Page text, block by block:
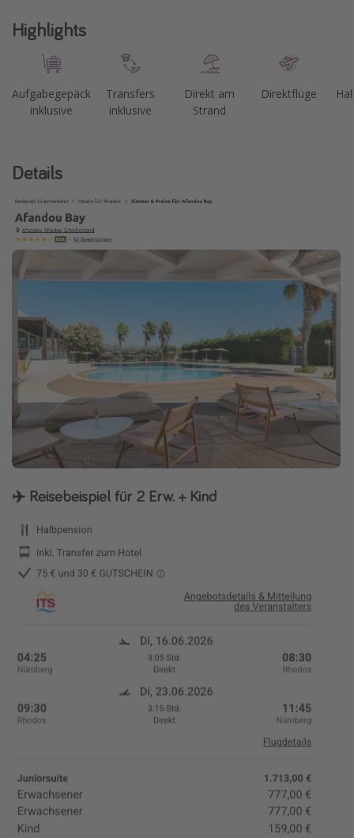
Highlights
Aufgabegepäck
inklusive
Transfers
inklusive
Direkt am
Strand
Direktflüge
Details
✈️ Reisebeispiel für 2 Erw. + Kind